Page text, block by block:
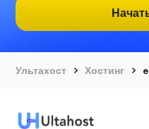
Ультахост Хостинг